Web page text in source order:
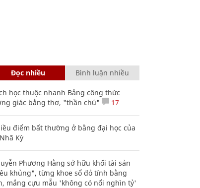
Đọc nhiều Bình luận nhiều
học thuộc nhanh Bảng công thức
giác bằng thơ, "thần chú"
17
điểm bất thường ở bằng đại học của
Kỳ
Phương Hằng sở hữu khối tài sản
khủng", từng khoe sổ đỏ tính bằng
mắng cựu mẫu 'không có nổi nghìn tỷ'